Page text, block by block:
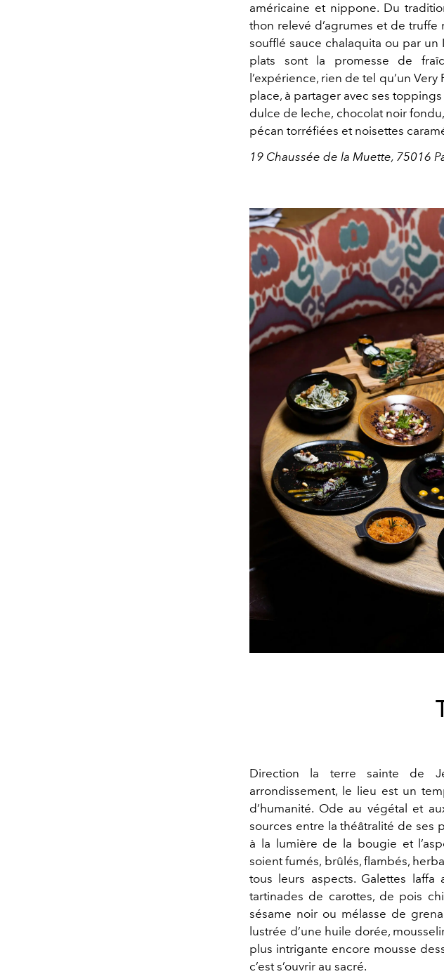
américaine et nippone. Du
thon relevé d’agrumes et de
soufflé sauce chalaquita ou par un
plats sont la promesse de
l’expérience, rien de tel qu’un
place, à partager avec ses
dulce de leche, chocolat noir
pécan torréfiées et noisettes
19 Chaussée de la Muette, 75016
Direction la terre sainte de
arrondissement, le lieu est un
d’humanité. Ode au végétal et
sources entre la théâtralité de ses
à la lumière de la bougie et
soient fumés, brûlés, flambés,
tous leurs aspects. Galettes laffa
tartinades de carottes, de pois
sésame noir ou mélasse de
lustrée d’une huile dorée,
plus intrigante encore mousse
c’est s’ouvrir au sacré.